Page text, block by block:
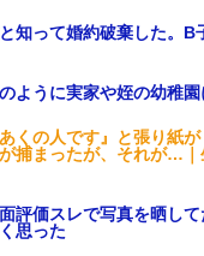
知って婚約破棄した。B
ように実家や姪の幼稚園
くの人です』と張り紙
捕まったが、それが…｜
評価スレで写真を晒し
思った